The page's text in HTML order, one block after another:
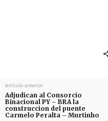
Artículo anterior
Adjudican al Consorcio
Binacional PY – BRA la
construccion del puente
Carmelo Peralta – Murtinho